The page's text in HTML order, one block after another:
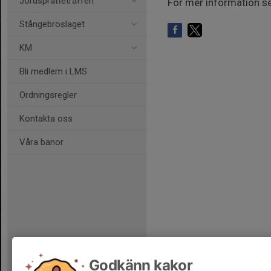
Stångebroslaget
KM
Bli medlem i LMS
Ordningsregler
Kontakta oss
Våra banor
För mer information
Godkänn kakor